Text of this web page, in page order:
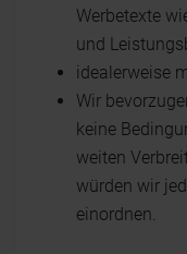
Werbetexte
und
idealerweise
Wir
keine
weiten
würden wir
einordnen.